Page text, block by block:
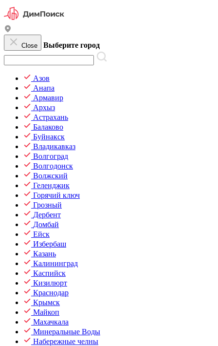
Close Выберите город
Азов
Анапа
Армавир
Архыз
Астрахань
Балаково
Буйнакск
Владикавказ
Волгоград
Волгодонск
Волжский
Геленджик
Горячий ключ
Грозный
Дербент
Домбай
Ейск
Избербаш
Казань
Калининград
Каспийск
Кизилюрт
Краснодар
Крымск
Майкоп
Махачкала
Минеральные Воды
Набережные челны